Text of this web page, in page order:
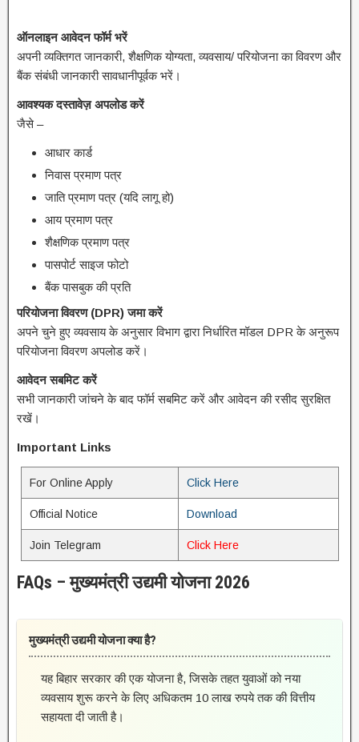
ऑनलाइन आवेदन फॉर्म भरें
अपनी व्यक्तिगत जानकारी, शैक्षणिक योग्यता, व्यवसाय/ परियोजना का विवरण और
बैंक संबंधी जानकारी सावधानीपूर्वक भरें।
आवश्यक दस्तावेज़ अपलोड करें
जैसे –
आधार कार्ड
निवास प्रमाण पत्र
जाति प्रमाण पत्र (यदि लागू हो)
आय प्रमाण पत्र
शैक्षणिक प्रमाण पत्र
पासपोर्ट साइज फोटो
बैंक पासबुक की प्रति
परियोजना विवरण (DPR)जमा करें
अपने चुने हुए व्यवसाय के अनुसार विभाग द्वारा निर्धारित मॉडल DPR के अनुरूप
परियोजना विवरण अपलोड करें।
आवेदन सबमिट करें
सभी जानकारी जांचने के बाद फॉर्म सबमिट करें और आवेदन की रसीद सुरक्षित
रखें।
Important Links
For Online Apply Click Here
Official Notice Download
Join Telegram Click Here
FAQs – मुख्यमंत्री उद्यमी योजना 2026
मुख्यमंत्री उद्यमी योजना क्या है?
यह बिहार सरकार की एक योजना है, जिसके तहत युवाओं को नया
व्यवसाय शुरू करने के लिए अधिकतम 10 लाख रुपये तक की वित्तीय
सहायता दी जाती है।